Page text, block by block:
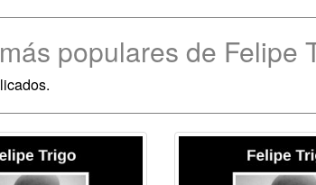
populares de Felipe